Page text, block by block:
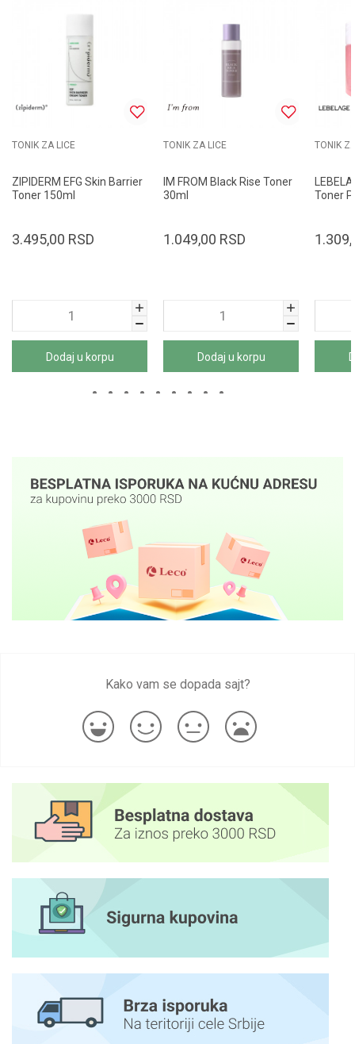
TONIK ZA LICE
ZIPIDERM EFG Skin Barrier
Toner 150ml
3.495,00 RSD
Dodaj u korpu
TONIK ZA LICE
IM FROM Black Rise Toner
30ml
1.049,00 RSD
Dodaj u korpu
TONIK
Toner
Kako vam se dopada sajt?